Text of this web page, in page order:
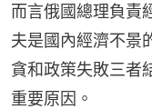
而言俄國總理負責
夫是國內經濟不景
貪和政策失敗三者
重要原因。